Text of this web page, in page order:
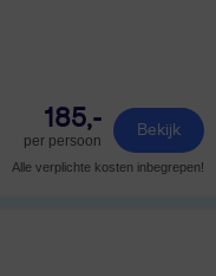
185,-
per persoon
Bekijk
Alle verplichte kosten inbegrepen!